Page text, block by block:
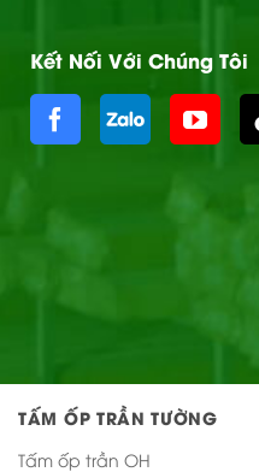
Kết Nối Với Chúng Tôi
TẤM ỐP TRẦN TƯỜNG
Tấm ốp trần OH